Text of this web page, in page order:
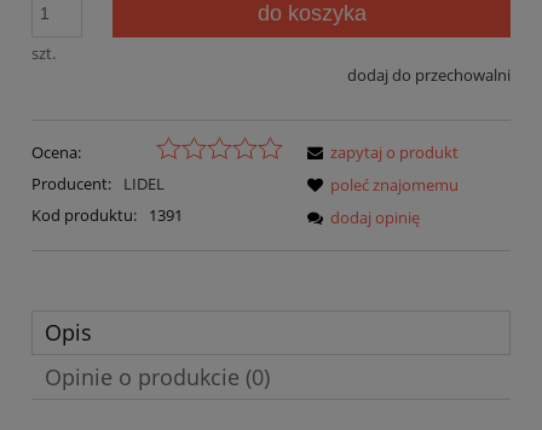
szt.
do koszyka
dodaj do przechowalni
Ocena:
Producent:
LIDEL
Kod produktu:
1391
zapytaj o produkt
poleć znajomemu
dodaj opinię
Opis
Opinie o produkcie (0)